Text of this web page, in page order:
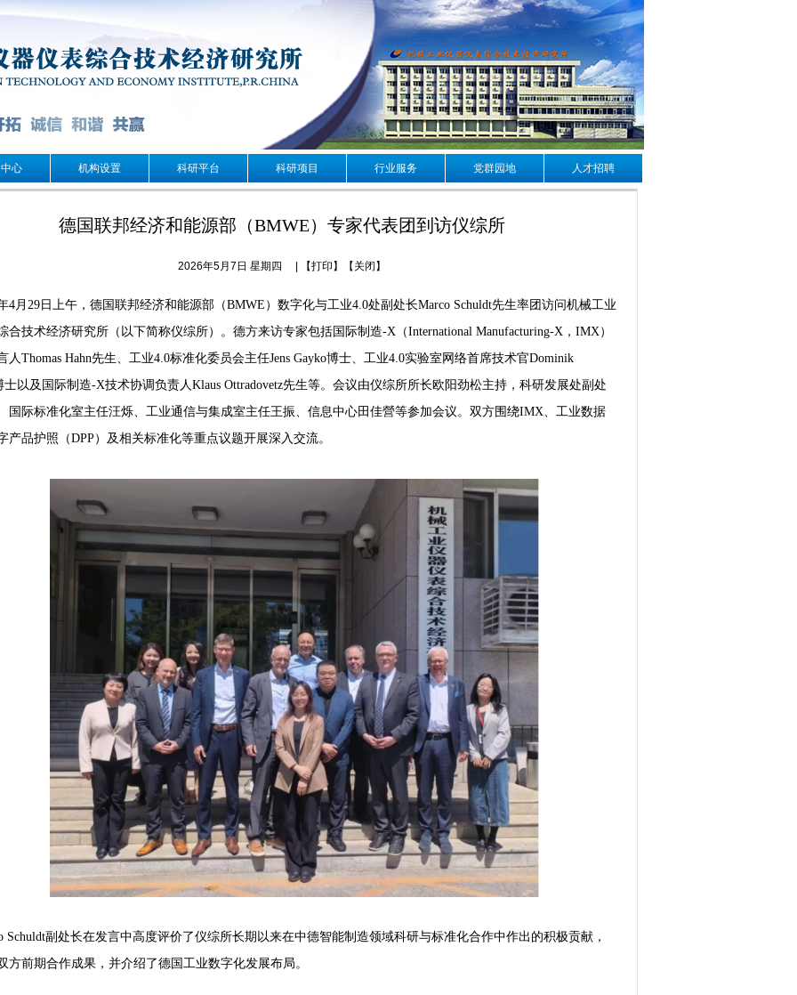
心 机构设置 科研平台 科研项目 行业服务 党群园地 人才招聘
德国联邦经济和能源部（BMWE）专家代表团到访仪综所
2026年5月7日 星期四 | 【打印 】【 关闭 】
4月29日上午，德国联邦经济和能源部（BMWE）数字化与工业4.0处副处长Marco Schuldt先生率团访问机械工业
合技术经济研究所（以下简称仪综所）。德方来访专家包括国际制造-X（International Manufacturing-X，IMX）
人Thomas Hahn先生、工业4.0标准化委员会主任Jens Gayko博士、工业4.0实验室网络首席技术官Dominik
士以及国际制造-X技术协调负责人Klaus Ottradovetz先生等。会议由仪综所所长欧阳劲松主持，科研发展处副处
国际标准化室主任汪烁、工业通信与集成室主任王振、信息中心田佳營等参加会议。双方围绕IMX、工业数据
产品护照（DPP）及相关标准化等重点议题开展深入交流。
Schuldt副处长在发言中高度评价了仪综所长期以来在中德智能制造领域科研与标准化合作中作出的积极贡献，
方前期合作成果，并介绍了德国工业数字化发展布局。